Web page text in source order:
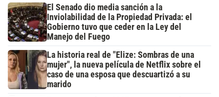
El Senado dio media sanción a la
Inviolabilidad de la Propiedad Privada: el
Gobierno tuvo que ceder en la Ley del
Manejo del Fuego
La historia real de "Elize: Sombras de una
mujer", la nueva película de Netflix sobre el
caso de una esposa que descuartizó a su
marido